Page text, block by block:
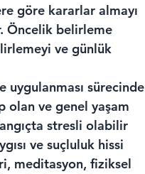
göre kararlar almayı
Öncelik belirleme
ve günlük
sürecinde
olan ve genel yaşam
stresli olabilir
ve suçluluk hissi
meditasyon, fiziksel